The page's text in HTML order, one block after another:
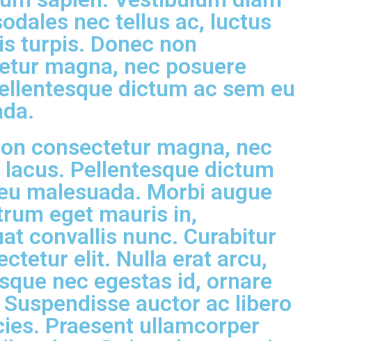
nec tellus ac, luctus
turpis. Donec non
magna, nec posuere
dictum ac sem eu
consectetur magna, nec
lacus. Pellentesque dictum
malesuada. Morbi augue
eget mauris in,
convallis nunc. Curabitur
elit. Nulla erat arcu,
nec egestas id, ornare
auctor ac libero
Praesent ullamcorper